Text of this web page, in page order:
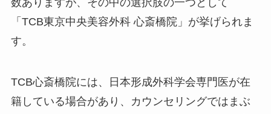
数ありますが、その中の選択肢の一つとして
「TCB東京中央美容外科 心斎橋院」が挙げられま
す。
TCB心斎橋院には、日本形成外科学会専門医が在
籍している場合があり、カウンセリングではまぶ